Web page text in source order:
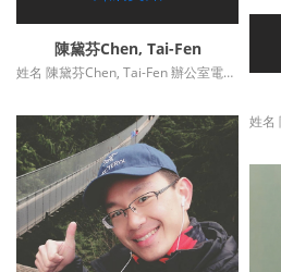
陳黛芬Chen, Tai-Fen
姓名 陳黛芬Chen, Tai-Fen 辦公室電話 (04)23590121-36900*246 傳真 (....